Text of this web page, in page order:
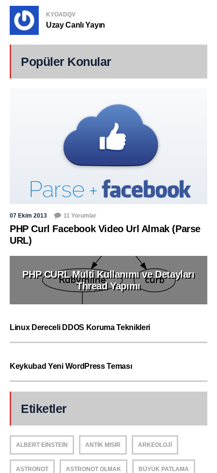
KYOADQV
Uzay Canlı Yayın
Popüler Konular
07 Ekim 2013 11 Yorumlar
PHP Curl Facebook Video Url Almak (Parse
URL)
PHP CURL Multi Kullanımı ve Detayları
Thread Yapımı
Linux Dereceli DDOS Koruma Teknikleri
Keykubad Yeni WordPress Teması
Etiketler
ALBERT EINSTEIN ANTIK MISIR ARKEOLOJI
ASTRONOT ASTRONOT OLMAK BÜYÜK PATLAMA